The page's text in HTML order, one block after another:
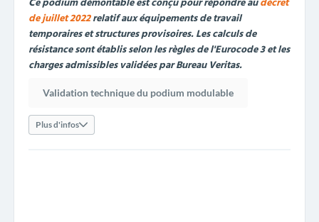
de juillet 2022relatif aux équipements de travail
temporaires et structures provisoires. Les calculs de
résistance sont établis selon les règles de l'Eurocode 3 et les
charges admissibles validées par Bureau Veritas.
Validation technique du podium modulable
Plus d'infos